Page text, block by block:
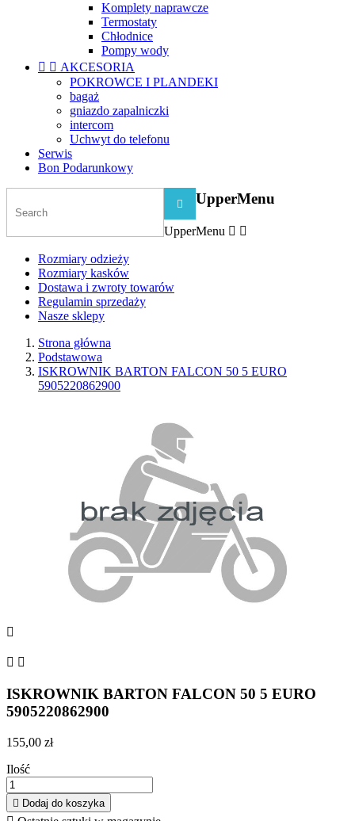
Komplety naprawcze
Termostaty
Chłodnice
Pompy wody
  AKCESORIA
POKROWCE I PLANDEKI
bagaż
gniazdo zapalniczki
intercom
Uchwyt do telefonu
Serwis
Bon Podarunkowy
 UpperMenu
UpperMenu  
Rozmiary odzieży
Rozmiary kasków
Dostawa i zwroty towarów
Regulamin sprzedaży
Nasze sklepy
Strona główna
Podstawowa
ISKROWNIK BARTON FALCON 50 5 EURO
5905220862900

 
ISKROWNIK BARTON FALCON 50 5 EURO
5905220862900
155,00 zł
Ilość
 Dodaj do koszyka